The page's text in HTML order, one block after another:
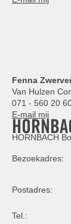
Fenna
Van Hulzen
071 - 560 20
E-mail mij
HORNBACH
Bezoekadres:
Postadres:
Tel.: